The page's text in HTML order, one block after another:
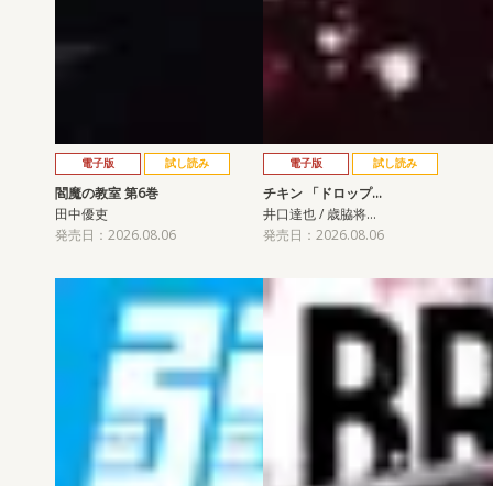
電子版 試し読み
閻魔の教室 第6巻
田中優吏
発売日：2026.08.06
電子版 試し読み
チキン 「ドロップ…
井口達也 / 歳脇将…
発売日：2026.08.06